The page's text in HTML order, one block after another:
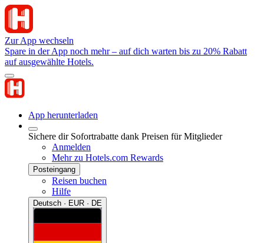
Zur App wechseln
Spare in der App noch mehr – auf dich warten bis zu 20% Rabatt
auf ausgewählte Hotels.
App herunterladen
Sichere dir Sofortrabatte dank Preisen für Mitglieder
Anmelden
Mehr zu Hotels.com Rewards
Posteingang
Reisen buchen
Hilfe
Deutsch · EUR · DE